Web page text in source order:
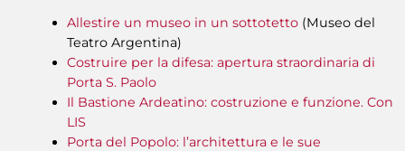
Allestire un museo in un sottotetto(Museo del
Teatro Argentina)
Costruire per la difesa: apertura straordinaria di
Porta S. Paolo
Il Bastione Ardeatino: costruzione e funzione. Con
LIS
Porta del Popolo: l’architettura e le sue